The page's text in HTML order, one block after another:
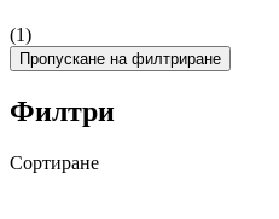
(1)
Пропускане на филтриране
Филтри
Сортиране